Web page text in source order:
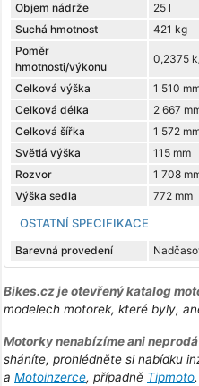
Objem nádrže
25 l
Suchá hmotnost
421 kg
Poměr
hmotnosti/výkonu
0,2375
Celková výška
1 510
Celková délka
2 667
Celková šířka
1 572
Světlá výška
115 mm
Rozvor
1 708
Výška sedla
772 mm
OSTATNÍ SPECIFIKACE
Barevná provedení
Bikes.cz je otevřený katalog
modelech motorek, které byly,
Motorky nenabízíme ani
sháníte, prohlédněte si nabídku
a Motoinzerce, případně Tipmoto.